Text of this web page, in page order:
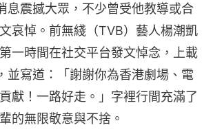
息震撼大眾，不少曾受他教導或合
哀悼。前無綫（TVB）藝人楊潮凱
一時間在社交平台發文悼念，上載
並寫道：「謝謝你為香港劇場、電
獻！一路好走。」字裡行間充滿了
的無限敬意與不捨。